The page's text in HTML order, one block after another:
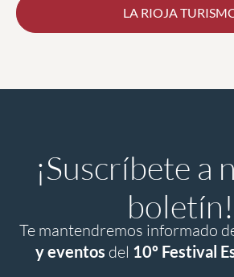
LA RIOJA
¡Suscríbete a
boletín!
Te mantendremos informado
y eventos del 10º Festival